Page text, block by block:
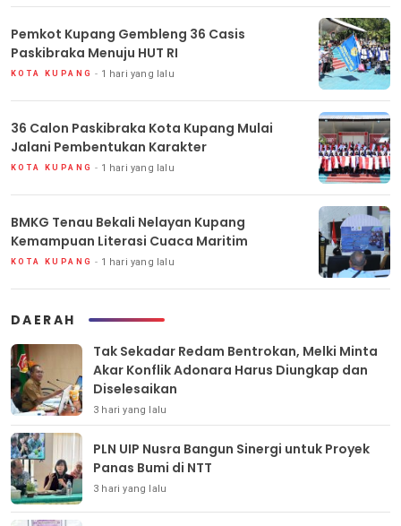
Pemkot Kupang Gembleng 36 Casis
Paskibraka Menuju HUT RI
KOTA KUPANG 1 hari yang lalu
36 Calon Paskibraka Kota Kupang Mulai
Jalani Pembentukan Karakter
KOTA KUPANG 1 hari yang lalu
BMKG Tenau Bekali Nelayan Kupang
Kemampuan Literasi Cuaca Maritim
KOTA KUPANG 1 hari yang lalu
DAERAH
Tak Sekadar Redam Bentrokan, Melki Minta
Akar Konflik Adonara Harus Diungkap dan
Diselesaikan
3 hari yang lalu
PLN UIP Nusra Bangun Sinergi untuk Proyek
Panas Bumi di NTT
3 hari yang lalu